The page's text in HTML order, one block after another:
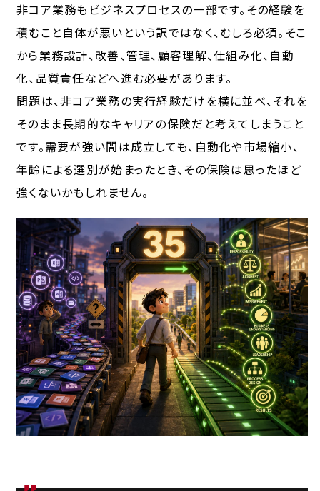
非コア業務もビジネスプロセスの一部です。その経験を
積むこと自体が悪いという訳ではなく、むしろ必須。そこ
から業務設計、改善、管理、顧客理解、仕組み化、自動
化、品質責任などへ進む必要があります。
問題は、非コア業務の実行経験だけを横に並べ、それを
そのまま長期的なキャリアの保険だと考えてしまうこと
です。需要が強い間は成立しても、自動化や市場縮小、
年齢による選別が始まったとき、その保険は思ったほど
強くないかもしれません。